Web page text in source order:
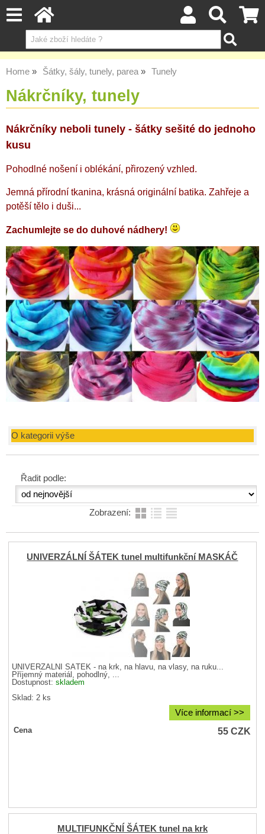
Home Šátky, šály, tunely, parea Tunely
Nákrčníky, tunely
Nákrčníky neboli tunely - šátky sešité do jednoho
kusu
Pohodlné nošení i oblékání, přirozený vzhled.
Jemná přírodní tkanina, krásná originální batika. Zahřeje a
potěší tělo i duši...
Zachumlejte se do duhové nádhery!
O kategorii výše
Řadit podle:
Zobrazení:
UNIVERZÁLNÍ ŠÁTEK tunel multifunkční MASKÁČ
UNIVERZÁLNÍ ŠÁTEK - na krk, na hlavu, na vlasy, na ruku...
Příjemný materiál, pohodlný, ...
Dostupnost:skladem
Sklad: 2 ks
Více informací >>
Cena 55CZK
MULTIFUNKČNÍ ŠÁTEK tunel na krk